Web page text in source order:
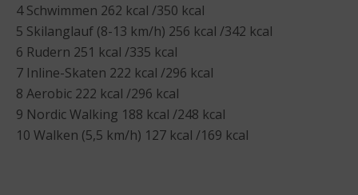
4 Schwimmen 262 kcal /350 kcal
5 Skilanglauf (8-13 km/h) 256 kcal /342 kcal
6 Rudern 251 kcal /335 kcal
7 Inline-Skaten 222 kcal /296 kcal
8 Aerobic 222 kcal /296 kcal
9 Nordic Walking 188 kcal /248 kcal
10 Walken (5,5 km/h) 127 kcal /169 kcal